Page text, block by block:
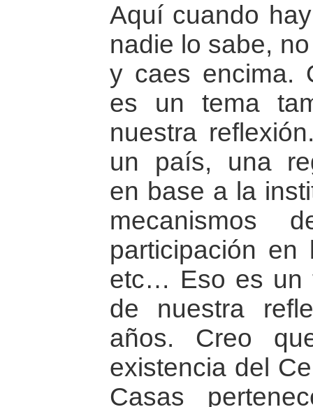
Aquí cuando
nadie lo sabe,
y caes encima.
es un tema
nuestra
un país, una
en base a la
mecanismos
participación en
etc… Eso es un
de nuestra
años. Creo
existencia del
Casas